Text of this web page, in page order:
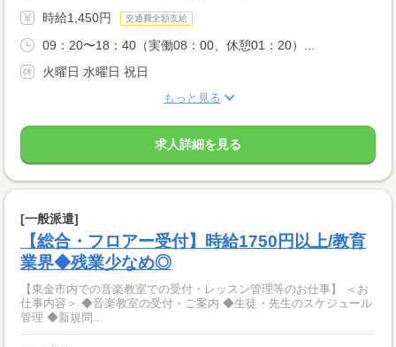
時給1,450円 交通費全額支給
09：20〜18：40（実働08：00、休憩01：20）...
火曜日 水曜日 祝日
もっと見る
求人詳細を見る
[一般派遣]
【総合・フロアー受付】時給1750円以上/教育
業界◆残業少なめ◎
【東金市内での音楽教室での受付・レッスン管理等のお仕事】 ＜お
仕事内容＞ ◆音楽教室の受付・ご案内 ◆生徒・先生のスケジュール
管理 ◆新規問...